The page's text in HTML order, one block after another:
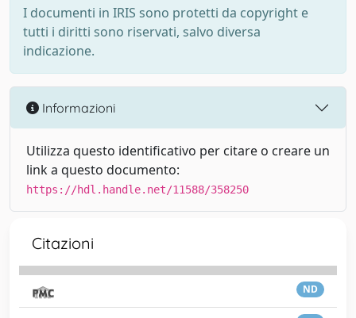
I documenti in IRIS sono protetti da copyright e
tutti i diritti sono riservati, salvo diversa
indicazione.
Informazioni
Utilizza questo identificativo per citare o creare un
link a questo documento:
https://hdl.handle.net/11588/358250
Citazioni
ND